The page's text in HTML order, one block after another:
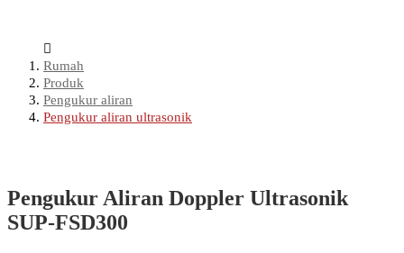
Rumah
Produk
Pengukur aliran
Pengukur aliran ultrasonik
Pengukur Aliran Doppler Ultrasonik
SUP-FSD300